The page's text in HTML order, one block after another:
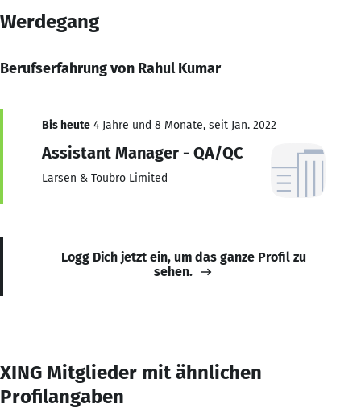
Werdegang
Berufserfahrung von Rahul Kumar
Bis heute 4 Jahre und 8 Monate, seit Jan. 2022
Assistant Manager - QA/QC
Larsen & Toubro Limited
Logg Dich jetzt ein, um das ganze Profil zu
sehen.
XING Mitglieder mit ähnlichen
Profilangaben